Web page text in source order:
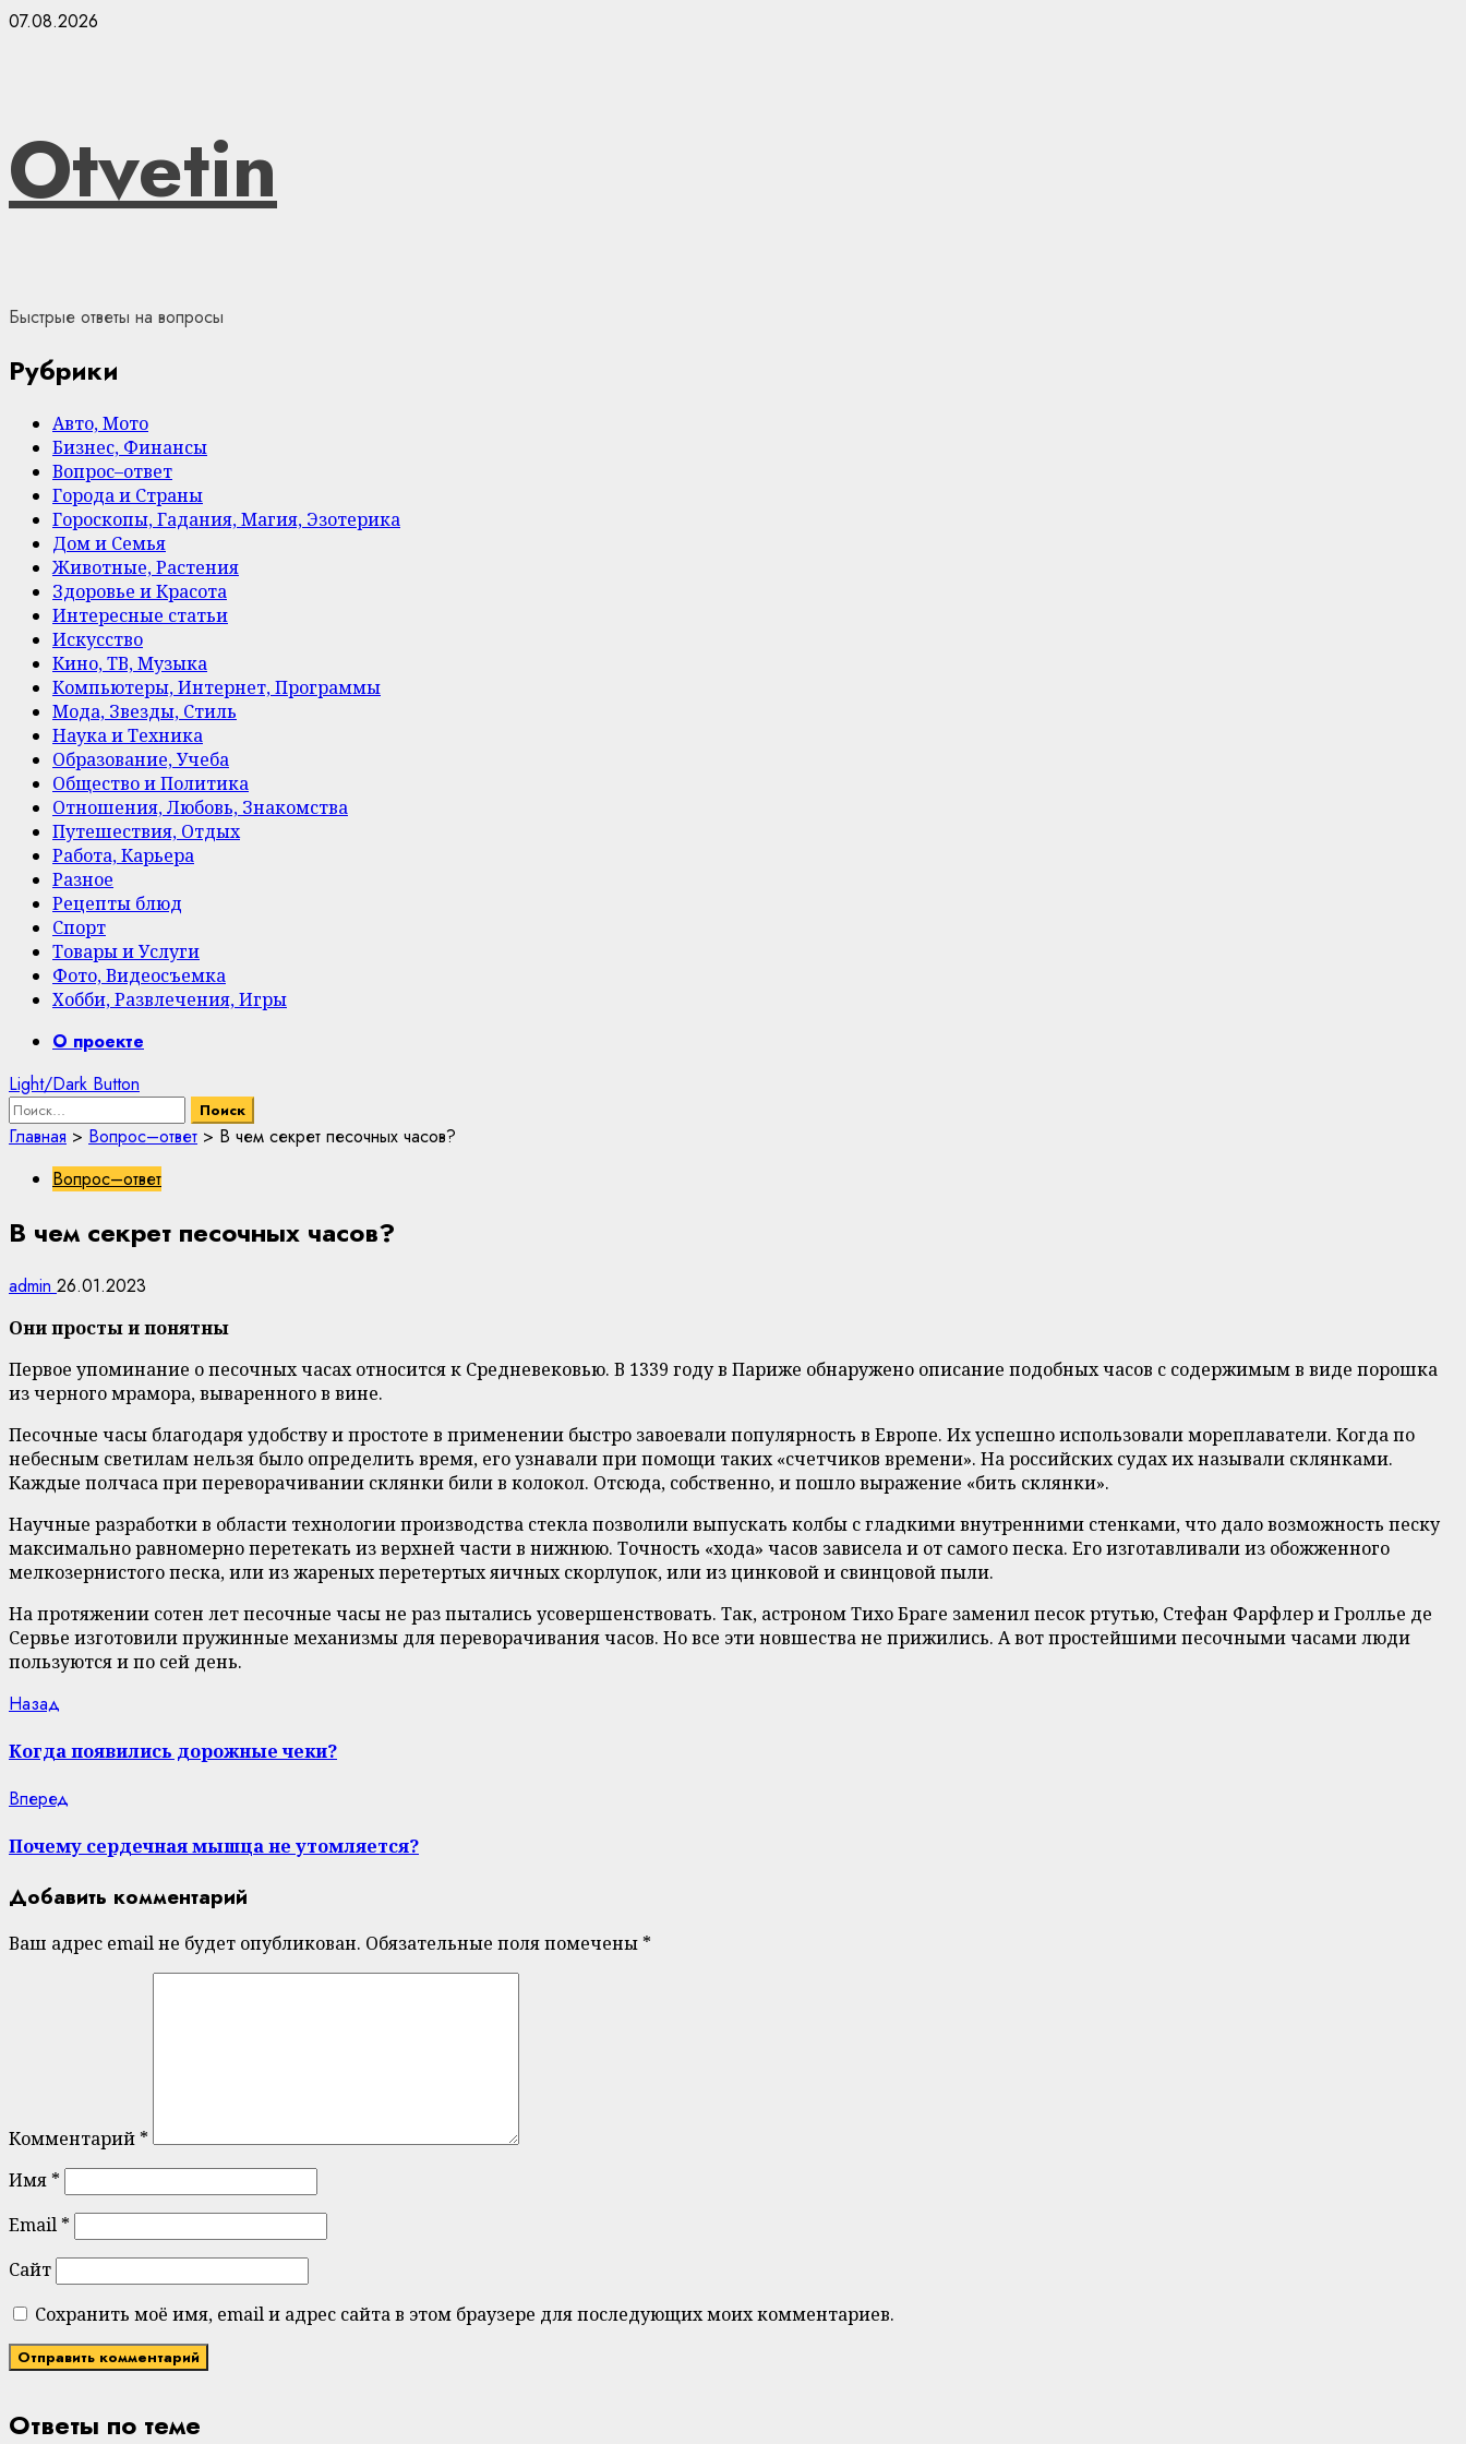
Skip
07.08.2026
Otvetin
Быстрые ответы на вопросы
Рубрики
Авто, Мото
Бизнес, Финансы
Вопрос–ответ
Города и Страны
Гороскопы, Гадания, Магия, Эзотерика
Дом и Семья
Животные, Растения
Здоровье и Красота
Интересные статьи
Искусство
Кино, ТВ, Музыка
Компьютеры, Интернет, Программы
Мода, Звезды, Стиль
Наука и Техника
Образование, Учеба
Общество и Политика
Отношения, Любовь, Знакомства
Путешествия, Отдых
Работа, Карьера
Разное
Рецепты блюд
Спорт
Товары и Услуги
Фото, Видеосъемка
Хобби, Развлечения, Игры
PrimaryО проекте
Light/Dark Button
Найти:
Главная > Вопрос–ответ > В чем секрет песочных часов?
Вопрос–ответ
В чем секрет песочных часов?
admin 26.01.2023
Они просты и понятны
Первое упоминание о песочных часах относится к Средневековью. В 1339 году в Париже обнаружено описание подобных часов с содержимым в виде порошка
из черного мрамора, вываренного в вине.
Песочные часы благодаря удобству и простоте в применении быстро завоевали популярность в Европе. Их успешно использовали мореплаватели. Когда по
небесным светилам нельзя было определить время, его узнавали при помощи таких «счетчиков времени». На российских судах их называли склянками.
Каждые полчаса при переворачивании склянки били в колокол. Отсюда, собственно, и пошло выражение «бить склянки».
Научные разработки в области технологии производства стекла позволили выпускать колбы с гладкими внутренними стенками, что дало возможность песку
максимально равномерно перетекать из верхней части в нижнюю. Точность «хода» часов зависела и от самого песка. Его изготавливали из обожженного
мелкозернистого песка, или из жареных перетертых яичных скорлупок, или из цинковой и свинцовой пыли.
На протяжении сотен лет песочные часы не раз пытались усовершенствовать. Так, астроном Тихо Браге заменил песок ртутью, Стефан Фарфлер и Гроллье де
Сервье изготовили пружинные механизмы для переворачивания часов. Но все эти новшества не прижились. А вот простейшими песочными часами люди
пользуются и по сей день.
Continue
Reading
Назад
Когда появились дорожные чеки?
Вперед
Почему сердечная мышца не утомляется?
Добавить комментарий
Ваш адрес email не будет опубликован. Обязательные поля помечены *
Комментарий *
Имя *
Email *
Сайт
Сохранить моё имя, email и адрес сайта в этом браузере для последующих моих комментариев.
Ответы по теме